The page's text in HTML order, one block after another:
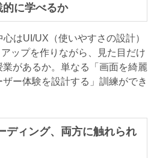
に学べるか
はUI/UX（使いやすさの設計）
ップを作りながら、見た目だけ
があるか。単なる「画面を綺麗
ー体験を設計する」訓練ができ
ディング、両方に触れられ